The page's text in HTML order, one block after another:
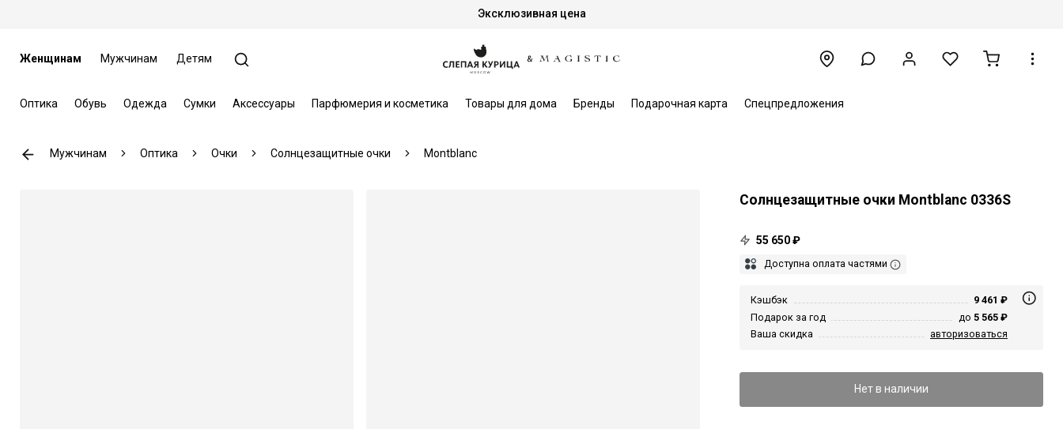
Эксклюзивная цена
Женщинам Мужчинам Детям
Оптика Обувь Одежда Сумки Аксессуары Парфюмерия и косметика Товары для дома Бренды Подарочная карта Спецпредложения
Мужчинам Оптика Очки Солнцезащитные очки Montblanc
Солнцезащитные очки Montblanc 0336S
55 650 ₽
Доступна оплата частями
Кэшбэк
9 461 ₽
Подарок за год
до 5 565 ₽
Ваша скидка
авторизоваться
Нет в наличии